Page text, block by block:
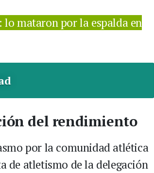
mataron por la espalda en
del rendimiento
por la comunidad atlética
de atletismo de la delegación